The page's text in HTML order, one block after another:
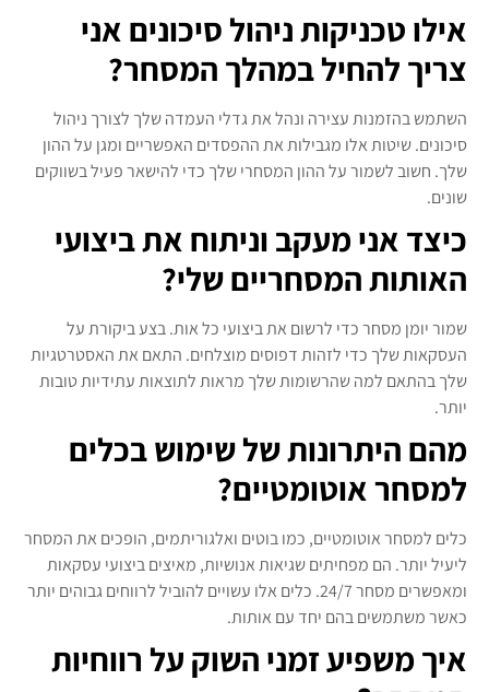
אילו טכניקות ניהול סיכונים אני
צריך להחיל במהלך המסחר?
השתמש בהזמנות עצירה ונהל את גדלי העמדה שלך לצורך ניהול
סיכונים. שיטות אלו מגבילות את ההפסדים האפשריים ומגן על ההון
שלך. חשוב לשמור על ההון המסחרי שלך כדי להישאר פעיל בשווקים
שונים.
כיצד אני מעקב וניתוח את ביצועי
האותות המסחריים שלי?
שמור יומן מסחר כדי לרשום את ביצועי כל אות. בצע ביקורת על
העסקאות שלך כדי לזהות דפוסים מוצלחים. התאם את האסטרטגיות
שלך בהתאם למה שהרשומות שלך מראות לתוצאות עתידיות טובות
יותר.
מהם היתרונות של שימוש בכלים
למסחר אוטומטיים?
כלים למסחר אוטומטיים, כמו בוטים ואלגוריתמים, הופכים את המסחר
ליעיל יותר. הם מפחיתים שגיאות אנושיות, מאיצים ביצועי עסקאות
ומאפשרים מסחר 24/7. כלים אלו עשויים להוביל לרווחים גבוהים יותר
כאשר משתמשים בהם יחד עם אותות.
איך משפיע זמני השוק על רווחיות